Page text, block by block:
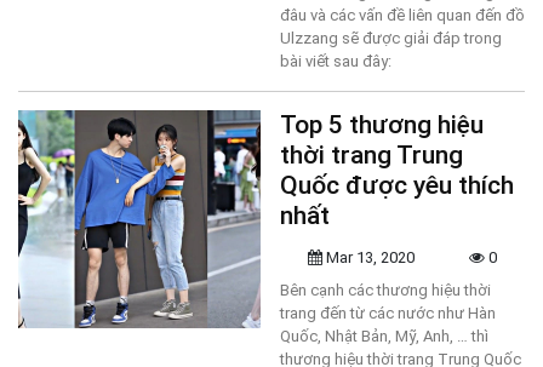
đâu và các vấn đề liên quan đến đồ
Ulzzang sẽ được giải đáp trong
bài viết sau đây:
Top 5 thương hiệu
thời trang Trung
Quốc được yêu thích
nhất
Mar 13, 2020
0
Bên cạnh các thương hiệu thời
trang đến từ các nước như Hàn
Quốc, Nhật Bản, Mỹ, Anh, … thì
thương hiệu thời trang Trung Quốc